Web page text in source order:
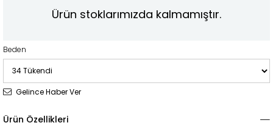
Ürün stoklarımızda kalmamıştır.
Beden
Gelince Haber Ver
Ürün Özellikleri